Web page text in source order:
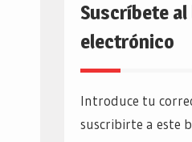
Suscríbete
electrónico
Introduce tu
suscribirte a este